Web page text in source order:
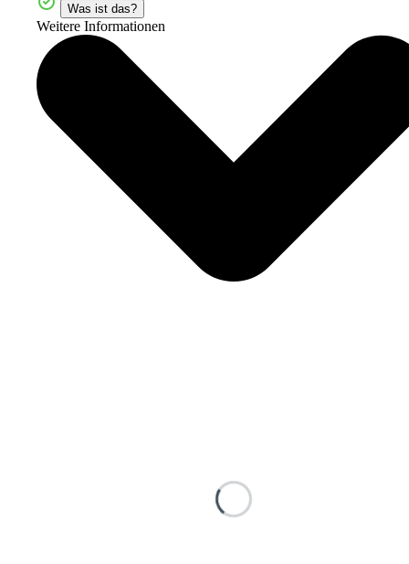
Was ist das?
Weitere Informationen